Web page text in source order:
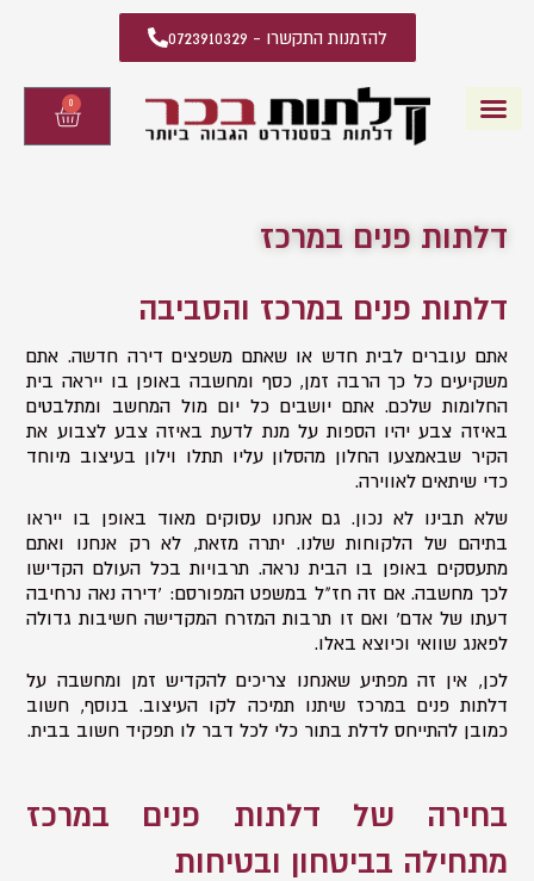
להזמנות התקשרו - 0723910329
0
עגלת
קניות
דלתות פנים במרכז
דלתות פנים במרכז והסביבה
אתם עוברים לבית חדש או שאתם משפצים דירה חדשה. אתם
משקיעים כל כך הרבה זמן, כסף ומחשבה באופן בו ייראה בית
החלומות שלכם. אתם יושבים כל יום מול המחשב ומתלבטים
באיזה צבע יהיו הספות על מנת לדעת באיזה צבע לצבוע את
הקיר שבאמצעו החלון מהסלון עליו תתלו וילון בעיצוב מיוחד
כדי שיתאים לאווירה.
שלא תבינו לא נכון. גם אנחנו עסוקים מאוד באופן בו ייראו
בתיהם של הלקוחות שלנו. יתרה מזאת, לא רק אנחנו ואתם
מתעסקים באופן בו הבית נראה. תרבויות בכל העולם הקדישו
לכך מחשבה. אם זה חז"ל במשפט המפורסם: 'דירה נאה נרחיבה
דעתו של אדם' ואם זו תרבות המזרח המקדישה חשיבות גדולה
לפאנג שוואי וכיוצא באלו.
לכן, אין זה מפתיע שאנחנו צריכים להקדיש זמן ומחשבה על
דלתות פנים במרכז שיתנו תמיכה לקו העיצוב. בנוסף, חשוב
כמובן להתייחס לדלת בתור כלי לכל דבר לו תפקיד חשוב בבית.
בחירה של דלתות פנים במרכז
מתחילה בביטחון ובטיחות